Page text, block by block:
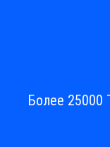
Более 25000